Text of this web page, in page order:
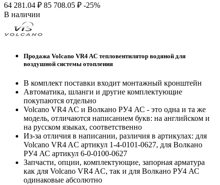
64 281.04 ₽ 85 708.05 ₽ -25%
В наличии
Продажа Volcano VR4 AC тепловентилятор водяной для
воздушной системы отопления
В комплект поставки входит монтажный кронштейн
Автоматика, шланги и другие комплектующие
покупаются отдельно
Volcano VR4 AC и Волкано РУ4 АС - это одна и та же
модель, отличаются написанием букв: на английском и
на русском языках, соответственно
Из-за отличия в написании, различия в артикулах: для
Volcano VR4 AC артикул 1-4-0101-0627, для Волкано
РУ4 АС артикул 6-0-0100-0627
Запчасти, опции, комплектующие, запорная арматура
как для Volcano VR4 AC, так и для Волкано РУ4 АС
одинаковые абсолютно